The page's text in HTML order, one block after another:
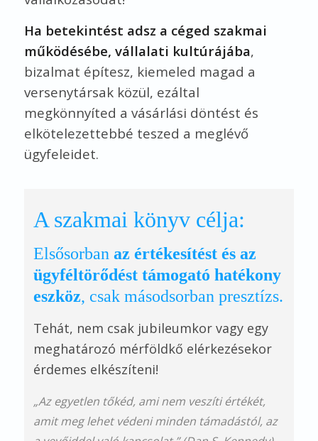
Ha betekintést adsz a céged szakmai
működésébe, vállalati kultúrájába,
bizalmat építesz, kiemeled magad a
versenytársak közül, ezáltal
megkönnyíted a vásárlási döntést és
elkötelezettebbé teszed a meglévő
ügyfeleidet.
A szakmai könyv célja:
Elsősorban az értékesítést és az
ügyféltörődést támogató hatékony
eszköz, csak másodsorban presztízs.
Tehát, nem csak jubileumkor vagy egy
meghatározó mérföldkő elérkezésekor
érdemes elkészíteni!
„Az egyetlen tőkéd, ami nem veszíti értékét,
amit meg lehet védeni minden támadástól, az